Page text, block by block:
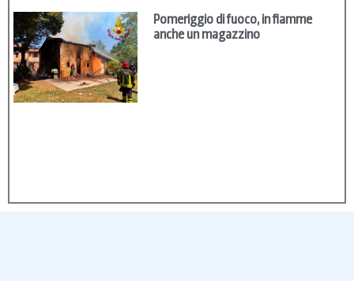
Pomeriggio di fuoco, in fiamme
anche un magazzino